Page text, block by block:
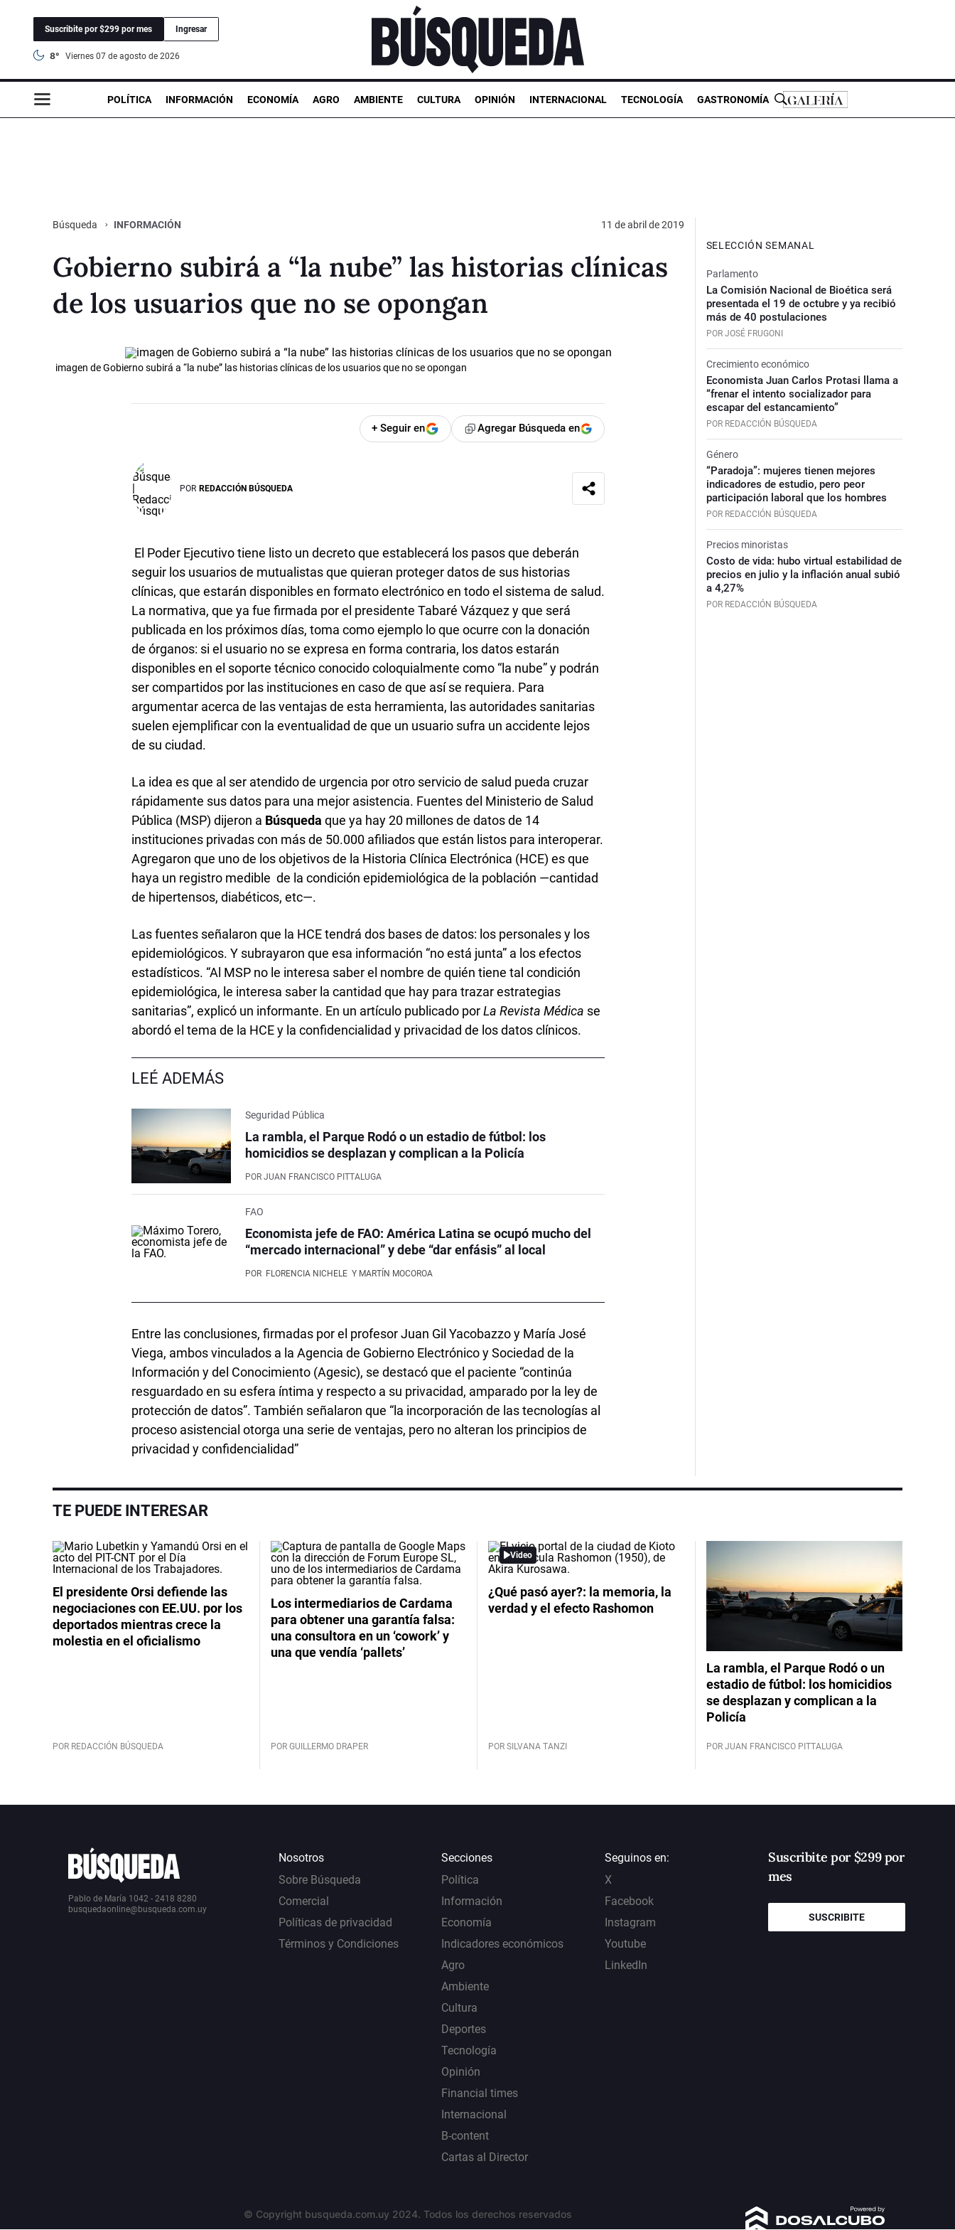
Suscribite por $299 por mes Ingresar
8° viernes 07 de agosto de 2026
POLÍTICA INFORMACIÓN ECONOMÍA AGRO AMBIENTE CULTURA OPINIÓN INTERNACIONAL TECNOLOGÍA GASTRONOMÍA
Búsqueda INFORMACIÓN 11 de abril de 2019
Gobierno subirá a “la nube” las historias clínicas
de los usuarios que no se opongan
imagen de Gobierno subirá a “la nube” las historias clínicas de los usuarios que no se opongan
+ Seguir en Agregar Búsqueda en
POR REDACCIÓN BÚSQUEDA
El Poder Ejecutivo tiene listo un decreto que establecerá los pasos que deberán
seguir los usuarios de mutualistas que quieran proteger datos de sus historias
clínicas, que estarán disponibles en formato electrónico en todo el sistema de salud.
La normativa, que ya fue firmada por el presidente Tabaré Vázquez y que será
publicada en los próximos días, toma como ejemplo lo que ocurre con la donación
de órganos: si el usuario no se expresa en forma contraria, los datos estarán
disponibles en el soporte técnico conocido coloquialmente como “la nube” y podrán
ser compartidos por las instituciones en caso de que así se requiera. Para
argumentar acerca de las ventajas de esta herramienta, las autoridades sanitarias
suelen ejemplificar con la eventualidad de que un usuario sufra un accidente lejos
de su ciudad.
La idea es que al ser atendido de urgencia por otro servicio de salud pueda cruzar
rápidamente sus datos para una mejor asistencia. Fuentes del Ministerio de Salud
Pública (MSP) dijeron a Búsqueda que ya hay 20 millones de datos de 14
instituciones privadas con más de 50.000 afiliados que están listos para interoperar.
Agregaron que uno de los objetivos de la Historia Clínica Electrónica (HCE) es que
haya un registro medible de la condición epidemiológica de la población —cantidad
de hipertensos, diabéticos, etc—.
Las fuentes señalaron que la HCE tendrá dos bases de datos: los personales y los
epidemiológicos. Y subrayaron que esa información “no está junta” a los efectos
estadísticos. “Al MSP no le interesa saber el nombre de quién tiene tal condición
epidemiológica, le interesa saber la cantidad que hay para trazar estrategias
sanitarias”, explicó un informante. En un artículo publicado porLa Revista Médica se
abordó el tema de la HCE y la confidencialidad y privacidad de los datos clínicos.
LEÉ ADEMÁS
Seguridad Pública
La rambla, el Parque Rodó o un estadio de fútbol: los
homicidios se desplazan y complican a la Policía
POR JUAN FRANCISCO PITTALUGA
FAO
Economista jefe de FAO: América Latina se ocupó mucho del
“mercado internacional” y debe “dar enfásis” al local
POR FLORENCIA NICHELE Y MARTÍN MOCOROA
Entre las conclusiones, firmadas por el profesor Juan Gil Yacobazzo y María José
Viega, ambos vinculados a la Agencia de Gobierno Electrónico y Sociedad de la
Información y del Conocimiento (Agesic), se destacó que el paciente “continúa
resguardado en su esfera íntima y respecto a su privacidad, amparado por la ley de
protección de datos”. También señalaron que “la incorporación de las tecnologías al
proceso asistencial otorga una serie de ventajas, pero no alteran los principios de
privacidad y confidencialidad”
SELECCIÓN SEMANAL
Parlamento
La Comisión Nacional de Bioética será
presentada el 19 de octubre y ya recibió
más de 40 postulaciones
POR JOSÉ FRUGONI
Crecimiento económico
Economista Juan Carlos Protasi llama a
“frenar el intento socializador para
escapar del estancamiento”
POR REDACCIÓN BÚSQUEDA
Género
“Paradoja”: mujeres tienen mejores
indicadores de estudio, pero peor
participación laboral que los hombres
POR REDACCIÓN BÚSQUEDA
Precios minoristas
Costo de vida: hubo virtual estabilidad de
precios en julio y la inflación anual subió
a 4,27%
POR REDACCIÓN BÚSQUEDA
TE PUEDE INTERESAR
El presidente Orsi defiende las
negociaciones con EE.UU. por los
deportados mientras crece la
molestia en el oficialismo
POR REDACCIÓN BÚSQUEDA
Los intermediarios de Cardama
para obtener una garantía falsa:
una consultora en un ‘cowork’ y
una que vendía ‘pallets’
POR GUILLERMO DRAPER
Video
¿Qué pasó ayer?: la memoria, la
verdad y el efecto Rashomon
POR SILVANA TANZI
La rambla, el Parque Rodó o un
estadio de fútbol: los homicidios
se desplazan y complican a la
Policía
POR JUAN FRANCISCO PITTALUGA
Pablo de María 1042 - 2418 8280
busquedaonline@busqueda.com.uy
Nosotros
Sobre Búsqueda
Comercial
Políticas de privacidad
Términos y Condiciones
Secciones
Política
Información
Economía
Indicadores económicos
Agro
Ambiente
Cultura
Deportes
Tecnología
Opinión
Financial times
Internacional
B-content
Cartas al Director
Seguinos en:
X
Facebook
Instagram
Youtube
LinkedIn
Suscribite por $299 por
mes
SUSCRIBITE
© Copyright busqueda.com.uy 2024. Todos los derechos reservados